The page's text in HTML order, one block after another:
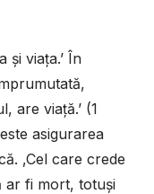
și viața.’ În
are viață.’ (1
asigurarea
‚Cel care crede
ar fi mort, totuși